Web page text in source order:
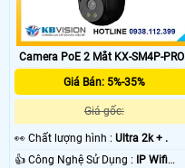
Camera PoE 2 Mắt KX-SM4P-PRO
Giá Bán: 5%-35%
Giá gốc:
️👀 Chất lượng hình : Ultra 2k + .
👍 Công Nghệ Sử Dụng :
IP Wifi